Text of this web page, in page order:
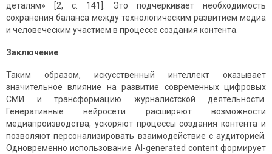
деталям» [2, с. 141]. Это подчёркивает необходимость
сохранения баланса между технологическим развитием медиа
и человеческим участием в процессе создания контента.
Заключение
Таким образом, искусственный интеллект оказывает
значительное влияние на развитие современных цифровых
СМИ и трансформацию журналистской деятельности.
Генеративные нейросети расширяют возможности
медиапроизводства, ускоряют процессы создания контента и
позволяют персонализировать взаимодействие с аудиторией.
Одновременно использование AI-generated content формирует